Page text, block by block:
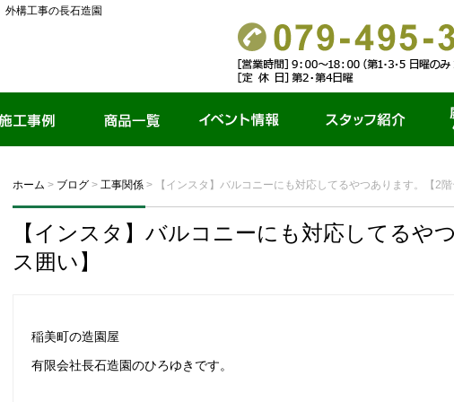
外構工事の長石造園
ホーム > ブログ > 工事関係 > 【インスタ】バルコニーにも対応してるやつあります。【2階
【インスタ】バルコニーにも対応してるや
ス囲い】
稲美町の造園屋
有限会社長石造園のひろゆきです。